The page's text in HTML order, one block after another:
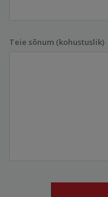
Teie sõnum (kohustuslik)